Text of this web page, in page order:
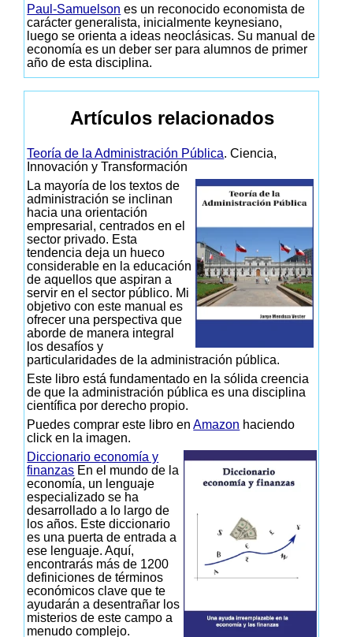
Paul-Samuelson es un reconocido economista de
carácter generalista, inicialmente keynesiano,
luego se orienta a ideas neoclásicas. Su manual de
economía es un deber ser para alumnos de primer
año de esta disciplina.
Artículos relacionados
Teoría de la Administración Pública. Ciencia,
Innovación y Transformación
La mayoría de los textos de
administración se inclinan
hacia una orientación
empresarial, centrados en el
sector privado. Esta
tendencia deja un hueco
considerable en la educación
de aquellos que aspiran a
servir en el sector público. Mi
objetivo con este manual es
ofrecer una perspectiva que
aborde de manera integral
los desafíos y
particularidades de la administración pública.
Este libro está fundamentado en la sólida creencia
de que la administración pública es una disciplina
científica por derecho propio.
Puedes comprar este libro enAmazon haciendo
click en la imagen.
Diccionario economía y
finanzas En el mundo de la
economía, un lenguaje
especializado se ha
desarrollado a lo largo de
los años. Este diccionario
es una puerta de entrada a
ese lenguaje. Aquí,
encontrarás más de 1200
definiciones de términos
económicos clave que te
ayudarán a desentrañar los
misterios de este campo a
menudo complejo.